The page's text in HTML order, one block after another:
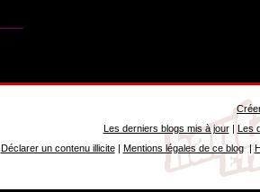
Les derniers blogs mis à jour| Les
Déclarer un contenu illicite| Mentions légales de ce blog|